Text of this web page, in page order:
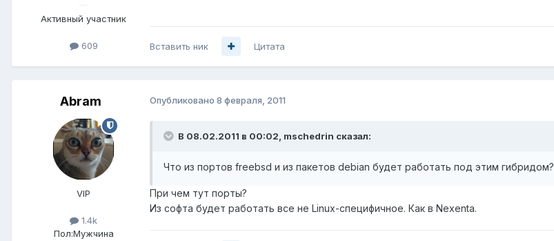
Активный участник
609 Вставить ник Цитата
Abram
VIP
1.4k
Пол:Мужчина
Опубликовано 8 февраля, 2011
В 08.02.2011 в 00:02, mschedrin сказал:
Что из портов freebsd и из пакетов debian будет работать под этим гибридом?
При чем тут порты?
Из софта будет работать все не Linux-специфичное. Как в Nexenta.